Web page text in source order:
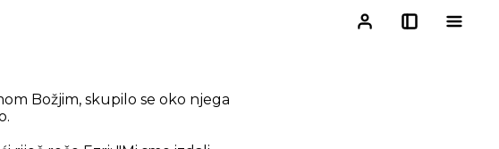
Božjim, skupilo se oko njega